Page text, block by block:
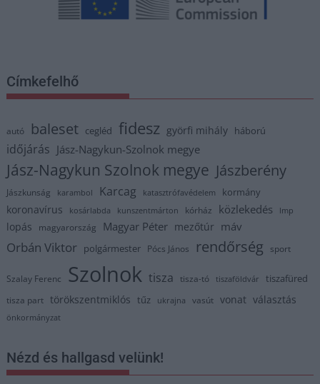
Címkefelhő
autó baleset cegléd fidesz györfi mihály háború
időjárás Jász-Nagykun-Szolnok megye
Jász-Nagykun Szolnok megye Jászberény
Jászkunság karambol Karcag katasztrófavédelem kormány
koronavírus kosárlabda kunszentmárton kórház közlekedés lmp
lopás magyarország Magyar Péter mezőtúr máv
Orbán Viktor polgármester Pócs János rendőrség sport
Szalay Ferenc Szolnok tisza tisza-tó tiszaföldvár tiszafüred
tisza part törökszentmiklós tűz ukrajna vasút vonat választás
önkormányzat
Nézd és hallgasd velünk!